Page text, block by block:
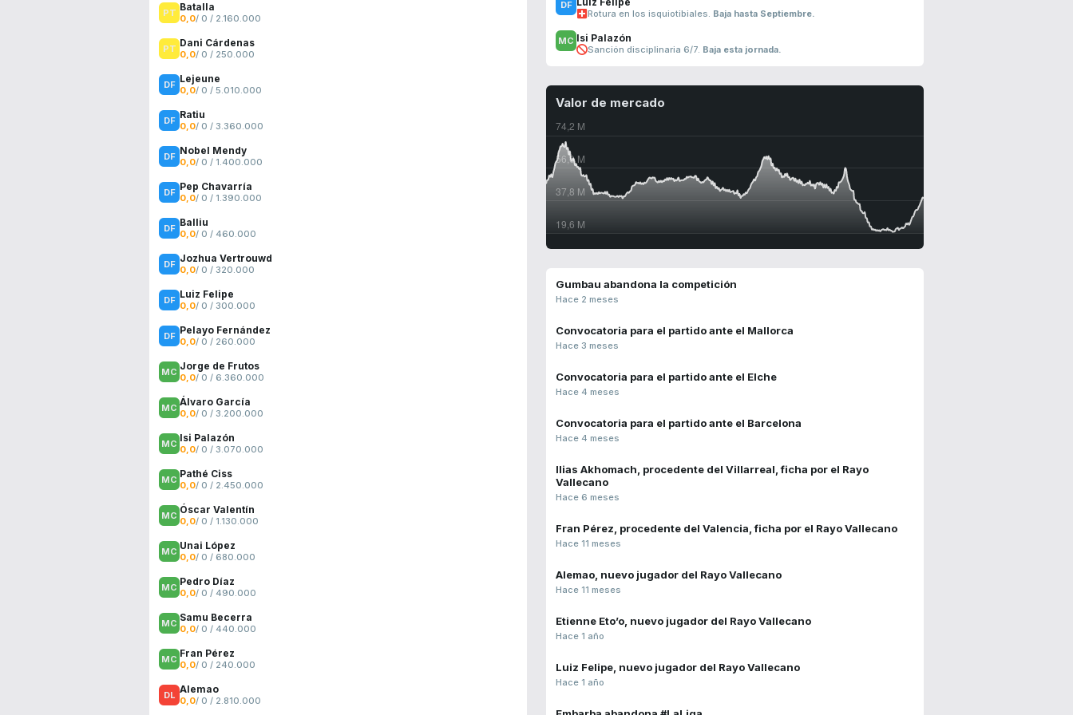
Batalla
0,0/ 0 / 2.160.000
Dani Cárdenas
0,0/ 0 / 250.000
Lejeune
0,0/ 0 / 5.010.000
Ratiu
0,0/ 0 / 3.360.000
Nobel Mendy
0,0/ 0 / 1.400.000
Pep Chavarría
0,0/ 0 / 1.390.000
Balliu
0,0/ 0 / 460.000
Jozhua Vertrouwd
0,0/ 0 / 320.000
Luiz Felipe
0,0/ 0 / 300.000
Pelayo Fernández
0,0/ 0 / 260.000
Jorge de Frutos
0,0/ 0 / 6.360.000
Álvaro García
0,0/ 0 / 3.200.000
Isi Palazón
0,0/ 0 / 3.070.000
Pathé Ciss
0,0/ 0 / 2.450.000
Óscar Valentín
0,0/ 0 / 1.130.000
Unai López
0,0/ 0 / 680.000
Pedro Díaz
0,0/ 0 / 490.000
Samu Becerra
0,0/ 0 / 440.000
Fran Pérez
0,0/ 0 / 240.000
Alemao
0,0/ 0 / 2.810.000
Rotura en los isquiotibiales. Baja hasta Septiembre.
Isi Palazón
Sanción disciplinaria 6/7. Baja esta jornada.
Valor de mercado
Gumbau abandona la competición
Hace 2 meses
Convocatoria para el partido ante el Mallorca
Hace 3 meses
Convocatoria para el partido ante el Elche
Hace 4 meses
Convocatoria para el partido ante el Barcelona
Hace 4 meses
Ilias Akhomach, procedente del Villarreal, ficha por el Rayo
Vallecano
Hace 6 meses
Fran Pérez, procedente del Valencia, ficha por el Rayo Vallecano
Hace 11 meses
Alemao, nuevo jugador del Rayo Vallecano
Hace 11 meses
Etienne Eto’o, nuevo jugador del Rayo Vallecano
Hace 1 año
Luiz Felipe, nuevo jugador del Rayo Vallecano
Hace 1 año